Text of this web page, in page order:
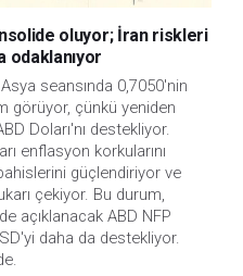
oluyor; İran riskleri
odaklanıyor
seansında 0,7050'nin
görüyor, çünkü yeniden
Doları'nı destekliyor.
enflasyon korkularını
güçlendiriyor ve
çekiyor. Bu durum,
açıklanacak ABD NFP
daha da destekliyor.